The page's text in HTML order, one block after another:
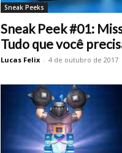
Sneak Peeks
Sneak Peek #01:
Tudo que você
Lucas Felix - 4 de outubro de 2017